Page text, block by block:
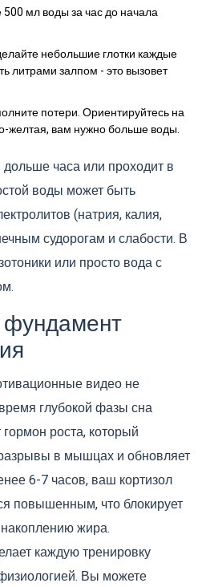
500 мл воды за час до начала
небольшие глотки каждые
литрами залпом - это вызовет
потери. Ориентируйтесь на
желтая, вам нужно больше воды.
часа или проходит в
воды может быть
(натрия, калия,
судорогам и слабости. В
или просто вода с
фундамент
видео не
глубокой фазы сна
роста, который
в мышцах и обновляет
6-7 часов, ваш кортизол
повышенным, что блокирует
жира.
каждую тренировку
Вы можете